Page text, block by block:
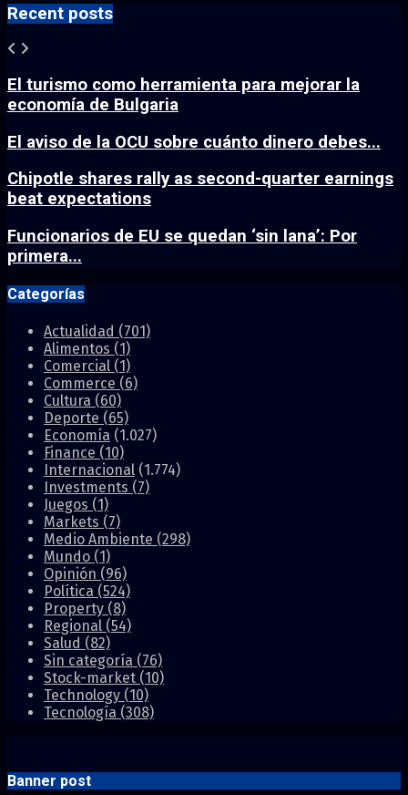
Recent posts
El turismo como herramienta para mejorar la
economía de Bulgaria
El aviso de la OCU sobre cuánto dinero debes...
Chipotle shares rally as second-quarter earnings
beat expectations
Funcionarios de EU se quedan ‘sin lana’: Por
primera...
Categorías
Actualidad (701)
Alimentos (1)
Comercial (1)
Commerce (6)
Cultura (60)
Deporte (65)
Economía (1.027)
Finance (10)
Internacional (1.774)
Investments (7)
Juegos (1)
Markets (7)
Medio Ambiente (298)
Mundo (1)
Opinión (96)
Política (524)
Property (8)
Regional (54)
Salud (82)
Sin categoría (76)
Stock-market (10)
Technology (10)
Tecnología (308)
Banner post